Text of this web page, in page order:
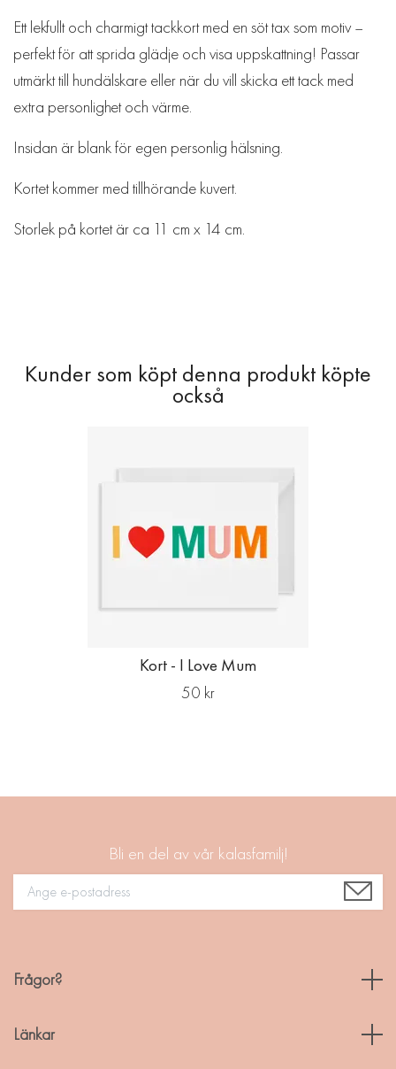
Ett lekfullt och charmigt tackkort med en söt tax som motiv –
perfekt för att sprida glädje och visa uppskattning! Passar
utmärkt till hundälskare eller när du vill skicka ett tack med
extra personlighet och värme.
Insidan är blank för egen personlig hälsning.
Kortet kommer med tillhörande kuvert.
Storlek på kortet är ca 11 cm x 14 cm.
Kort - I Love Mum
50 kr
Bli en del av vår kalasfamilj!
Frågor?
Länkar